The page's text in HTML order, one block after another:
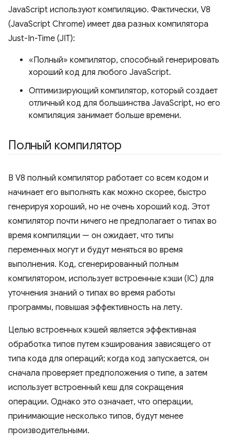
JavaScript используют компиляцию. Фактически, V8
(JavaScript Chrome) имеет два разных компилятора
Just-In-Time (JIT):
«Полный» компилятор, способный генерировать
хороший код для любого JavaScript.
Оптимизирующий компилятор, который создает
отличный код для большинства JavaScript, но его
компиляция занимает больше времени.
Полный компилятор
В V8 полный компилятор работает со всем кодом и
начинает его выполнять как можно скорее, быстро
генерируя хороший, но не очень хороший код. Этот
компилятор почти ничего не предполагает о типах во
время компиляции — он ожидает, что типы
переменных могут и будут меняться во время
выполнения. Код, сгенерированный полным
компилятором, использует встроенные кэши (IC) для
уточнения знаний о типах во время работы
программы, повышая эффективность на лету.
Целью встроенных кэшей является эффективная
обработка типов путем кэширования зависящего от
типа кода для операций; когда код запускается, он
сначала проверяет предположения о типе, а затем
использует встроенный кеш для сокращения
операции. Однако это означает, что операции,
принимающие несколько типов, будут менее
производительными.